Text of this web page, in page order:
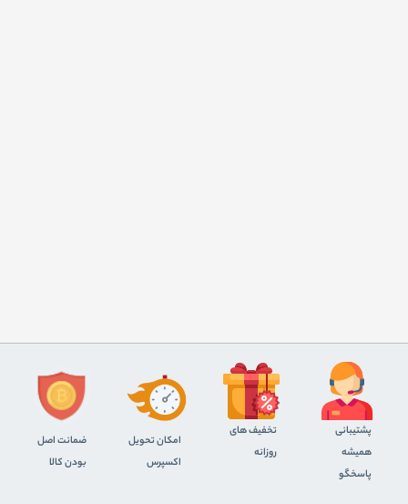
پشتیبانی
همیشه
پاسخگو
تخفیف های
روزانه
اﻣﮑﺎن ﺗﺤﻮﯾﻞ
اﮐﺴﭙﺮس
ضمانت اصل
بودن کالا